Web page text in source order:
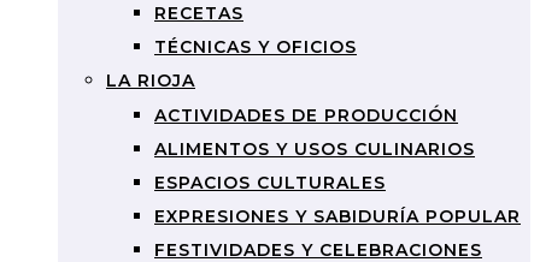
RECETAS
TÉCNICAS Y OFICIOS
LA RIOJA
ACTIVIDADES DE PRODUCCIÓN
ALIMENTOS Y USOS CULINARIOS
ESPACIOS CULTURALES
EXPRESIONES Y SABIDURÍA POPULAR
FESTIVIDADES Y CELEBRACIONES